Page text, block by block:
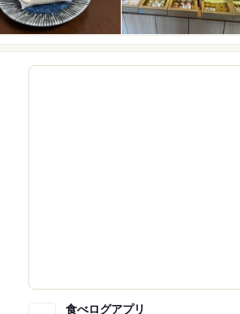
食べログアプリ